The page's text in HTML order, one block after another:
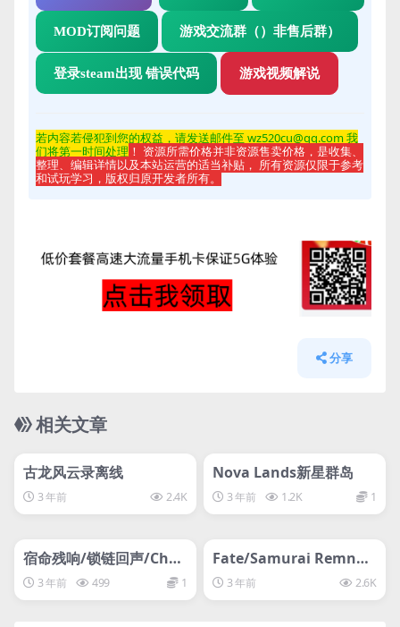
MOD订阅问题 游戏交流群（）非售后群）
登录steam出现 错误代码 游戏视频解说
若内容若侵犯到您的权益，请发送邮件至 wz520cu@qq.com 我
们将第一时间处理 ！ 资源所需价格并非资源售卖价格，是收集、
整理、编辑详情以及本站运营的适当补贴， 所有资源仅限于参考
和试玩学习，版权归原开发者所有。
分享
相关文章
古龙风云录离线
3 年前 2.4K
svip专属
Nova Lands新星群岛
3 年前 1.2K 1
svip专属
宿命残响/锁链回声/Chai
ned Echoes
3 年前 499 1
Fate/Samurai Remnan
t/圣杯战争盈月之仪豪华
版-问就是没有
3 年前 2.6K